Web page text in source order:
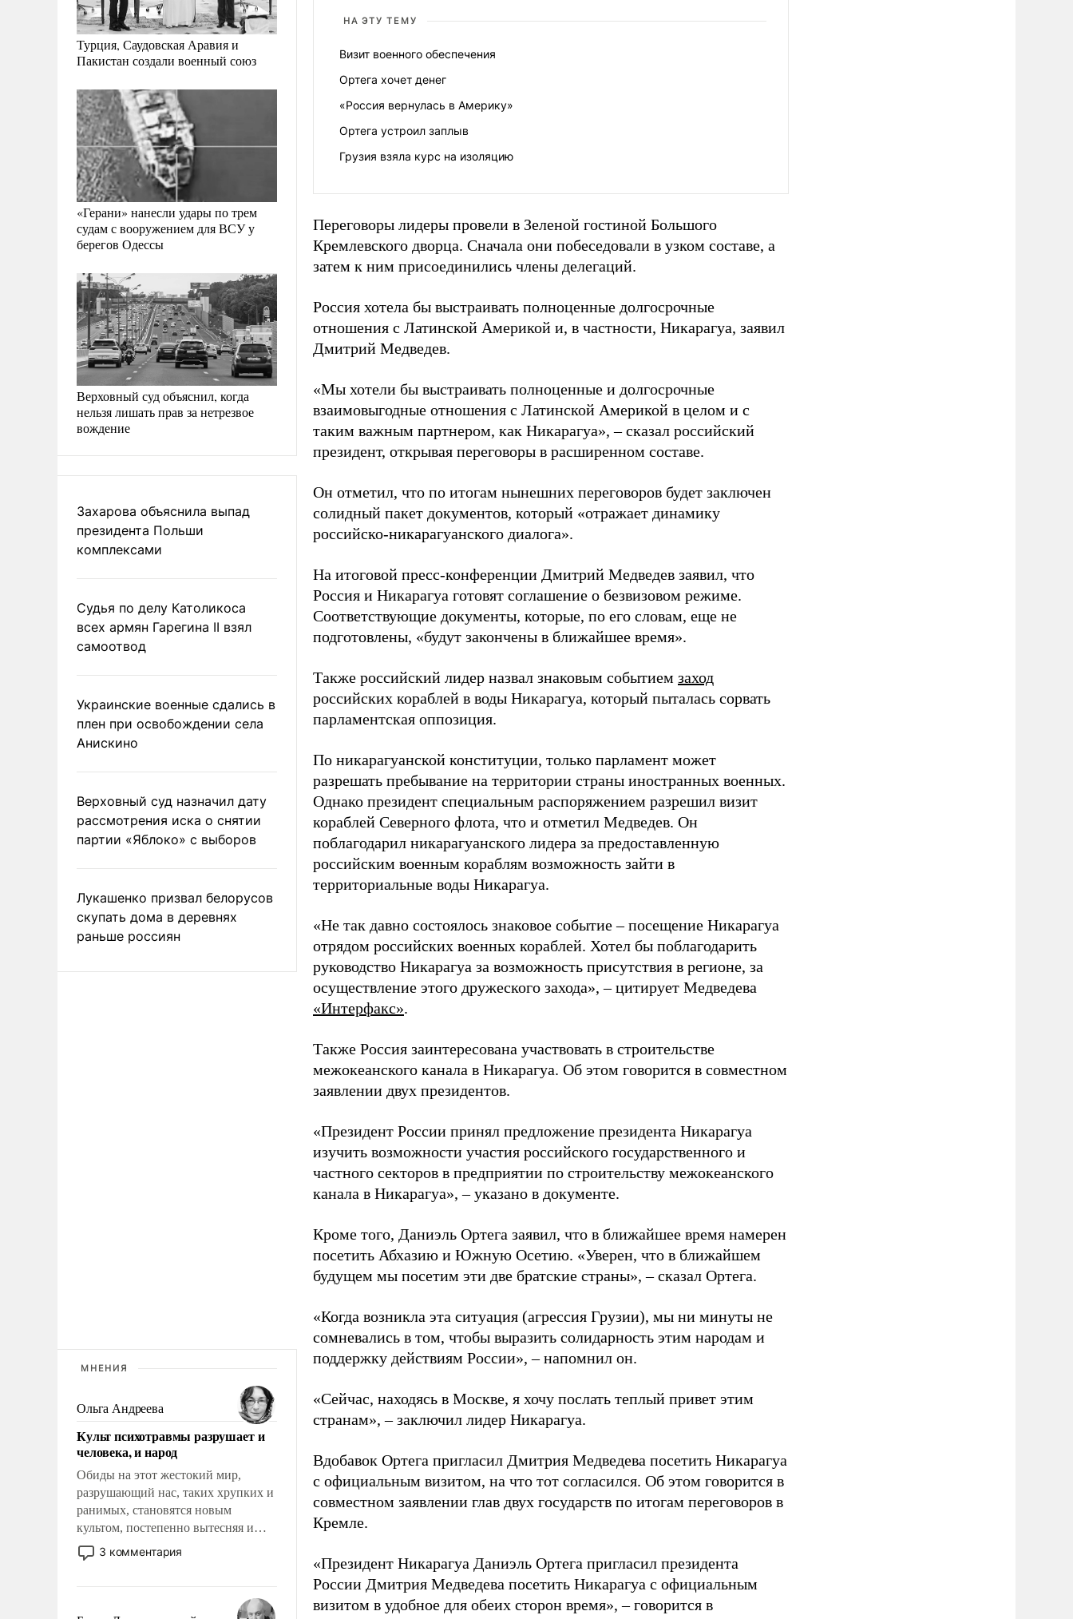
Турция, Саудовская Аравия и
Пакистан создали военный союз
«Герани» нанесли удары по трем
судам с вооружением для ВСУ у
берегов Одессы
Верховный суд объяснил, когда
нельзя лишать прав за нетрезвое
вождение
Захарова объяснила выпад
президента Польши
комплексами
Судья по делу Католикоса
всех армян Гарегина II взял
самоотвод
Украинские военные сдались в
плен при освобождении села
Анискино
Верховный суд назначил дату
рассмотрения иска о снятии
партии «Яблоко» с выборов
Лукашенко призвал белорусов
скупать дома в деревнях
раньше россиян
МНЕНИЯ
Ольга Андреева
Культ психотравмы разрушает и
человека, и народ
Обиды на этот жестокий мир,
разрушающий нас, таких хрупких и
ранимых, становятся новым
культом, постепенно вытесняя и
отменяя традиционное требование к
человеку – быть мужественным и
на себя ответственность, помогать
слабым, идти вперед и
3 комментария
НА ЭТУ ТЕМУ
Визит военного обеспечения
Ортега хочет денег
«Россия вернулась в Америку»
Ортега устроил заплыв
Грузия взяла курс на изоляцию
Переговоры лидеры провели в Зеленой гостиной Большого
Кремлевского дворца. Сначала они побеседовали в узком составе, а
затем к ним присоединились члены делегаций.
Россия хотела бы выстраивать полноценные долгосрочные
отношения с Латинской Америкой и, в частности, Никарагуа, заявил
Дмитрий Медведев.
«Мы хотели бы выстраивать полноценные и долгосрочные
взаимовыгодные отношения с Латинской Америкой в целом и с
таким важным партнером, как Никарагуа», – сказал российский
президент, открывая переговоры в расширенном составе.
Он отметил, что по итогам нынешних переговоров будет заключен
солидный пакет документов, который «отражает динамику
российско-никарагуанского диалога».
На итоговой пресс-конференции Дмитрий Медведев заявил, что
Россия и Никарагуа готовят соглашение о безвизовом режиме.
Соответствующие документы, которые, по его словам, еще не
подготовлены, «будут закончены в ближайшее время».
Также российский лидер назвал знаковым событием заход
российских кораблей в воды Никарагуа, который пыталась сорвать
парламентская оппозиция.
По никарагуанской конституции, только парламент может
разрешать пребывание на территории страны иностранных военных.
Однако президент специальным распоряжением разрешил визит
кораблей Северного флота, что и отметил Медведев. Он
поблагодарил никарагуанского лидера за предоставленную
российским военным кораблям возможность зайти в
территориальные воды Никарагуа.
«Не так давно состоялось знаковое событие – посещение Никарагуа
отрядом российских военных кораблей. Хотел бы поблагодарить
руководство Никарагуа за возможность присутствия в регионе, за
осуществление этого дружеского захода», – цитирует Медведева
«Интерфакс».
Также Россия заинтересована участвовать в строительстве
межокеанского канала в Никарагуа. Об этом говорится в совместном
заявлении двух президентов.
«Президент России принял предложение президента Никарагуа
изучить возможности участия российского государственного и
частного секторов в предприятии по строительству межокеанского
канала в Никарагуа», – указано в документе.
Кроме того, Даниэль Ортега заявил, что в ближайшее время намерен
посетить Абхазию и Южную Осетию. «Уверен, что в ближайшем
будущем мы посетим эти две братские страны», – сказал Ортега.
«Когда возникла эта ситуация (агрессия Грузии), мы ни минуты не
сомневались в том, чтобы выразить солидарность этим народам и
поддержку действиям России», – напомнил он.
«Сейчас, находясь в Москве, я хочу послать теплый привет этим
странам», – заключил лидер Никарагуа.
Вдобавок Ортега пригласил Дмитрия Медведева посетить Никарагуа
с официальным визитом, на что тот согласился. Об этом говорится в
совместном заявлении глав двух государств по итогам переговоров в
Кремле.
«Президент Никарагуа Даниэль Ортега пригласил президента
России Дмитрия Медведева посетить Никарагуа с официальным
визитом в удобное для обеих сторон время», – говорится в